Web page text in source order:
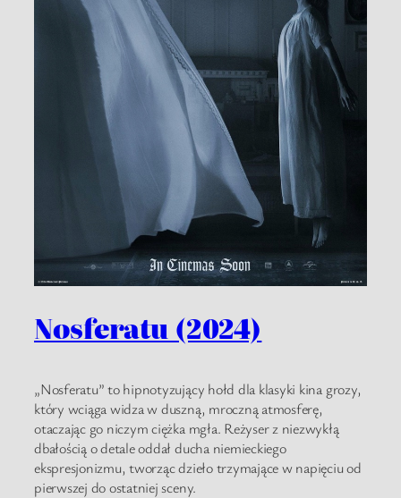
Nosferatu (2024)
„Nosferatu” to hipnotyzujący hołd dla klasyki kina grozy,
który wciąga widza w duszną, mroczną atmosferę,
otaczając go niczym ciężka mgła. Reżyser z niezwykłą
dbałością o detale oddał ducha niemieckiego
ekspresjonizmu, tworząc dzieło trzymające w napięciu od
pierwszej do ostatniej sceny.